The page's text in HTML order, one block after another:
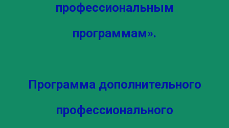
профессиональным
программам».
Программа дополнительного
профессионального